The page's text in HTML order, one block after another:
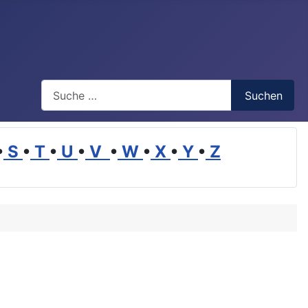
Suchen
S • T • U • V • W • X • Y • Z